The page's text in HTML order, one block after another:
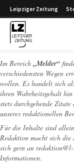
Leipziger Zeitung
Im Bereich „Melder“
verschiedensten Wegen
wollen. Es handelt sich
ihren Wahrheitsgehalt
stets durchgehende
unseres redaktionellen
Für die Inhalte sind
Redaktion macht sich die
sich gern an
Informationen.